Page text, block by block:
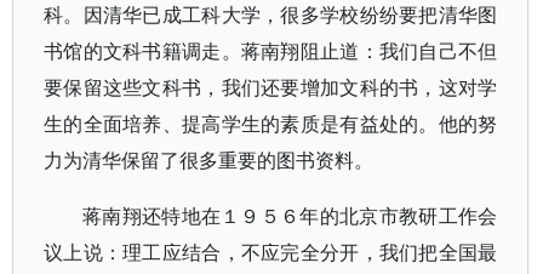
科。因清华已成工科大学，很多学校纷纷要把清华图
书馆的文科书籍调走。蒋南翔阻止道：我们自己不但
要保留这些文科书，我们还要增加文科的书，这对学
生的全面培养、提高学生的素质是有益处的。他的努
力为清华保留了很多重要的图书资料。
蒋南翔还特地在１９５６年的北京市教研工作会
议上说：理工应结合，不应完全分开，我们把全国最